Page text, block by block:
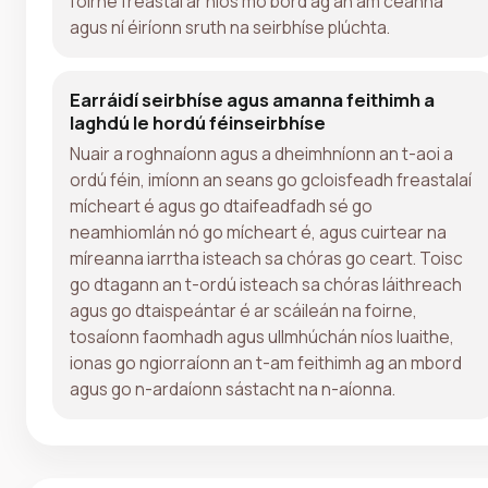
agus ní éiríonn sruth na seirbhíse plúchta.
Earráidí seirbhíse agus amanna feithimh a
laghdú le hordú féinseirbhíse
Nuair a roghnaíonn agus a dheimhníonn an t-aoi a
ordú féin, imíonn an seans go gcloisfeadh freastalaí
mícheart é agus go dtaifeadfadh sé go
neamhiomlán nó go mícheart é, agus cuirtear na
míreanna iarrtha isteach sa chóras go ceart. Toisc
go dtagann an t-ordú isteach sa chóras láithreach
agus go dtaispeántar é ar scáileán na foirne,
tosaíonn faomhadh agus ullmhúchán níos luaithe,
ionas go ngiorraíonn an t-am feithimh ag an mbord
agus go n-ardaíonn sástacht na n-aíonna.